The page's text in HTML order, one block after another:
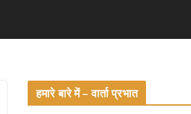
हमारे बारे में – वार्ता प्रभात